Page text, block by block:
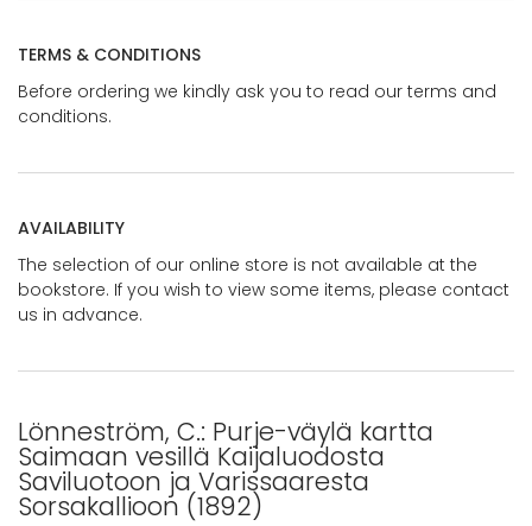
TERMS & CONDITIONS
Before ordering we kindly ask you to read our terms and
conditions.
AVAILABILITY
The selection of our online store is not available at the
bookstore. If you wish to view some items, please contact
us in advance.
Lönneström, C.: Purje-väylä kartta
Saimaan vesillä Kaijaluodosta
Saviluotoon ja Varissaaresta
Sorsakallioon (1892)